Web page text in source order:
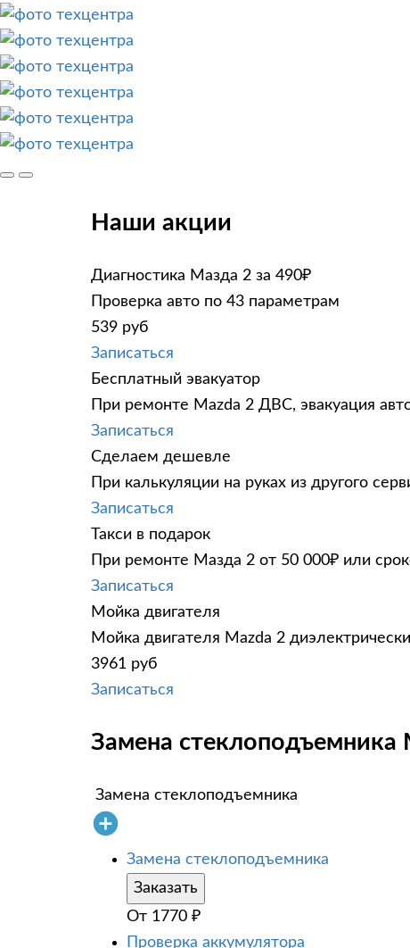
Наши акции
Диагностика Мазда 2 за 490₽
Проверка авто по 43 параметрам
539 руб
Записаться
Бесплатный эвакуатор
При ремонте Mazda 2 ДВС, эвакуация
Записаться
Сделаем дешевле
При калькуляции на руках из другого
Записаться
Такси в подарок
При ремонте Мазда 2 от 50 000₽ или
Записаться
Мойка двигателя
Мойка двигателя Mazda 2
3961 руб
Записаться
Замена стеклоподъемника
Замена стеклоподъемника
Замена стеклоподъемника
Заказать
От 1770 ₽
Проверка аккумулятора